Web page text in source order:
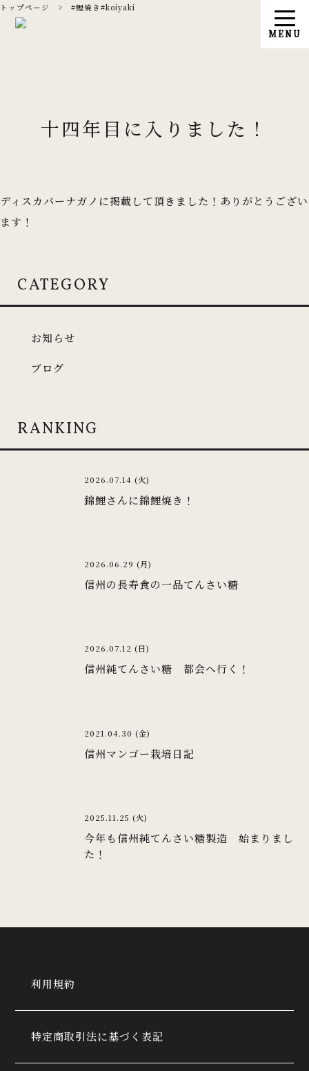
トップページ > #鯉焼き#koiyaki
十四年目に入りました！
ディスカバーナガノに掲載して頂きました！ありがとうござい
ます！
CATEGORY
お知らせ
ブログ
RANKING
2026.07.14 (火)
錦鯉さんに錦鯉焼き！
2026.06.29 (月)
信州の長寿食の一品てんさい糖
2026.07.12 (日)
信州純てんさい糖 都会へ行く！
2021.04.30 (金)
信州マンゴー栽培日記
2025.11.25 (火)
今年も信州純てんさい糖製造 始まりまし
た！
利用規約
特定商取引法に基づく表記